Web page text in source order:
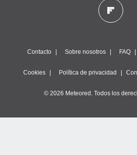
Contacto Sobre nosotros FAQ
Cookies Política de privacidad
© 2026 Meteored. Todos los